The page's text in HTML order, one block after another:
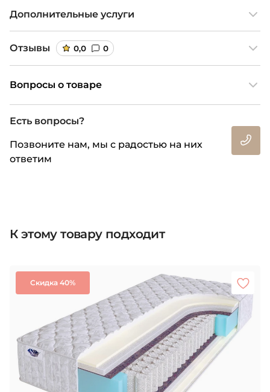
Дополнительные услуги
Отзывы 0,0 0
Вопросы о товаре
Есть вопросы?
Позвоните нам, мы с радостью на них
ответим
К этому товару подходит
Скидка 40%